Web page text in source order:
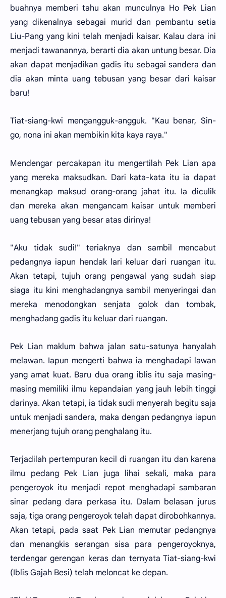
buahnya memberi tahu akan munculnya Ho Pek Lian
yang dikenalnya sebagai murid dan pembantu setia
Liu-Pang yang kini telah menjadi kaisar. Kalau dara ini
menjadi tawanannya, berarti dia akan untung besar. Dia
akan dapat menjadikan gadis itu sebagai sandera dan
dia akan minta uang tebusan yang besar dari kaisar
baru!
Tiat-siang-kwi mengangguk-angguk. "Kau benar, Sin-
go, nona ini akan membikin kita kaya raya."
Mendengar percakapan itu mengertilah Pek Lian apa
yang mereka maksudkan. Dari kata-kata itu ia dapat
menangkap maksud orang-orang jahat itu. Ia diculik
dan mereka akan mengancam kaisar untuk memberi
uang tebusan yang besar atas dirinya!
"Aku tidak sudi!" teriaknya dan sambil mencabut
pedangnya iapun hendak lari keluar dari ruangan itu.
Akan tetapi, tujuh orang pengawal yang sudah siap
siaga itu kini menghadangnya sambil menyeringai dan
mereka menodongkan senjata golok dan tombak,
menghadang gadis itu keluar dari ruangan.
Pek Lian maklum bahwa jalan satu-satunya hanyalah
melawan. Iapun mengerti bahwa ia menghadapi lawan
yang amat kuat. Baru dua orang iblis itu saja masing-
masing memiliki ilmu kepandaian yang jauh lebih tinggi
darinya. Akan tetapi, ia tidak sudi menyerah begitu saja
untuk menjadi sandera, maka dengan pedangnya iapun
menerjang tujuh orang penghalang itu.
Terjadilah pertempuran kecil di ruangan itu dan karena
ilmu pedang Pek Lian juga lihai sekali, maka para
pengeroyok itu menjadi repot menghadapi sambaran
sinar pedang dara perkasa itu. Dalam belasan jurus
saja, tiga orang pengeroyok telah dapat dirobohkannya.
Akan tetapi, pada saat Pek Lian memutar pedangnya
dan menangkis serangan sisa para pengeroyoknya,
terdengar gerengan keras dan ternyata Tiat-siang-kwi
(Iblis Gajah Besi) telah meloncat ke depan.